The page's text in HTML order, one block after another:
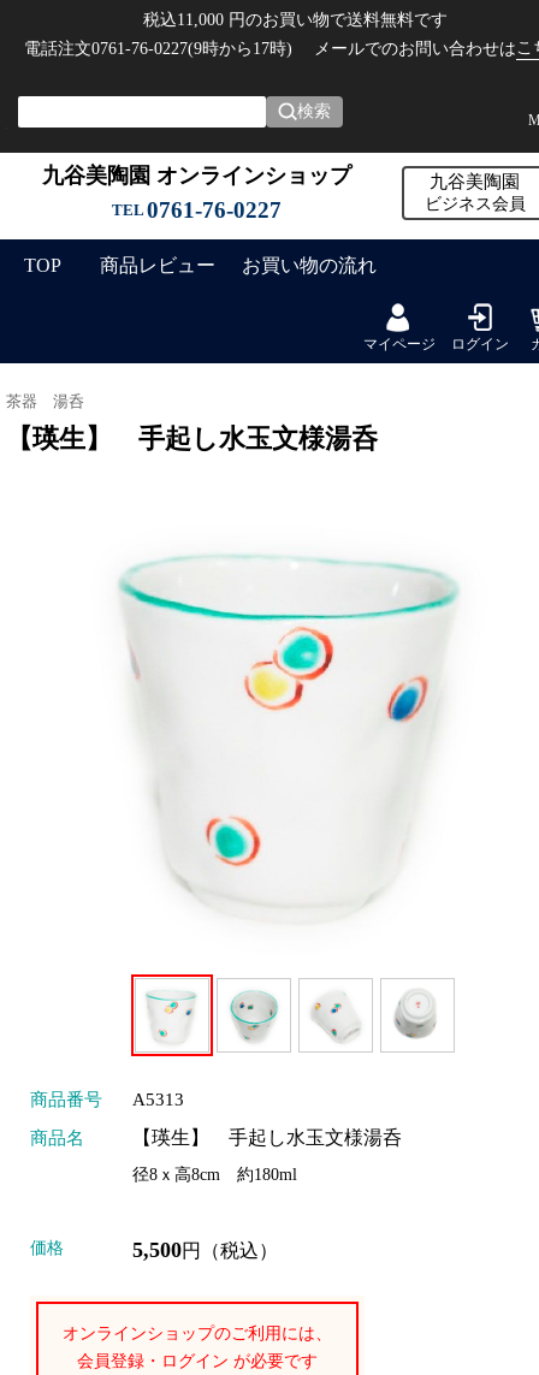
税込11,000 円のお買い物で送料無料です
電話注文0761-76-0227(9時から17時)
メールでのお問い合わせはこ
検索
九谷美陶園 オンラインショップ
TEL 0761-76-0227
九谷美陶園
ビジネス会員
TOP 商品レビュー お買い物の流れ
マイページ ログイン
茶器 湯呑
【瑛生】 手起し水玉文様湯呑
商品番号
A5313
商品名
【瑛生】 手起し水玉文様湯呑
径8ｘ高8cm 約180ml
価格 5,500円（税込）
オンラインショップのご利用には、
会員登録・ログイン が必要です